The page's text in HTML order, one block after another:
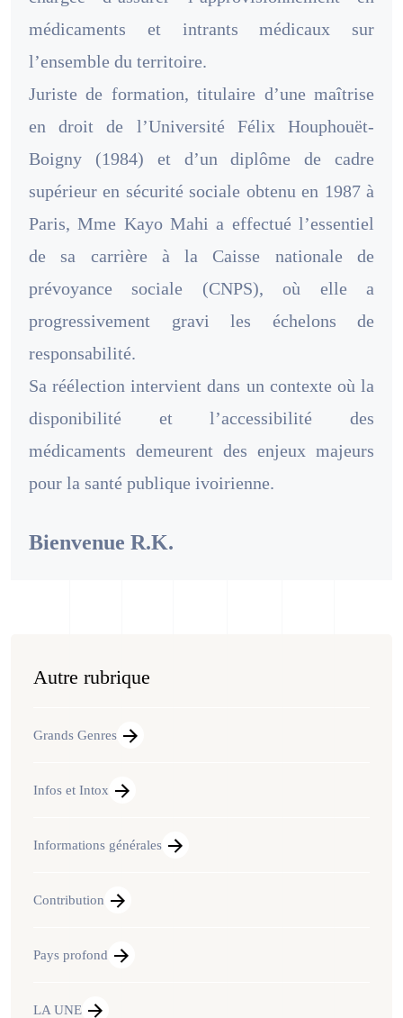
médicaments et intrants médicaux sur
l’ensemble du territoire.
Juriste de formation, titulaire d’une maîtrise
en droit de l’Université Félix Houphouët-
Boigny (1984) et d’un diplôme de cadre
supérieur en sécurité sociale obtenu en 1987 à
Paris, Mme Kayo Mahi a effectué l’essentiel
de sa carrière à la Caisse nationale de
prévoyance sociale (CNPS), où elle a
progressivement gravi les échelons de
responsabilité.
Sa réélection intervient dans un contexte où la
disponibilité et l’accessibilité des
médicaments demeurent des enjeux majeurs
pour la santé publique ivoirienne.
Bienvenue R.K.
Autre rubrique
Grands Genres
Infos et Intox
Informations générales
Contribution
Pays profond
LA UNE